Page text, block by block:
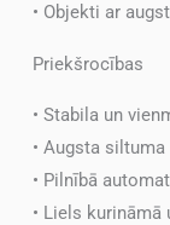
• Objekti ar
Priekšrocības
• Stabila un
• Augsta
• Pilnībā
• Liels kurināmā